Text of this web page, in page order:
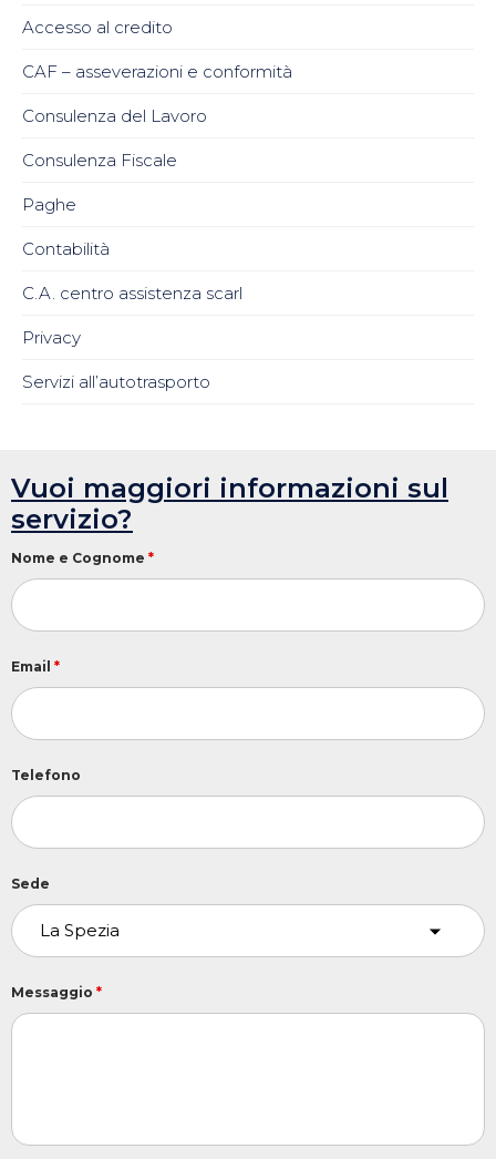
Accesso al credito
CAF – asseverazioni e conformità
Consulenza del Lavoro
Consulenza Fiscale
Paghe
Contabilità
C.A. centro assistenza scarl
Privacy
Servizi all’autotrasporto
Vuoi maggiori informazioni sul
servizio?
Nome e Cognome *
Email *
Telefono
Sede
Messaggio *